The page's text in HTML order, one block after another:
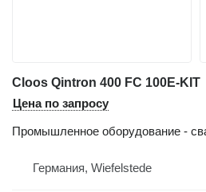
Cloos Qintron 400 FC 100E-KIT
Цена по запросу
Промышленное оборудование -
Германия, Wiefelstede